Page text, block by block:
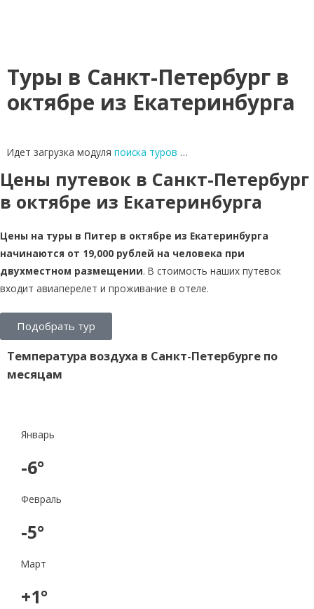
Туры в Санкт-Петербург в
октябре из Екатеринбурга
Идет загрузка модуля поиска туров …
Цены путевок в Санкт-Петербург
в октябре из Екатеринбурга
Цены на туры в Питер в октябре из Екатеринбурга
начинаются от 19,000 рублей на человека при
двухместном размещении. В стоимость наших путевок
входит авиаперелет и проживание в отеле.
Подобрать тур
Температура воздуха в Санкт-Петербурге по
месяцам
Январь
-6°
Февраль
-5°
Март
+1°